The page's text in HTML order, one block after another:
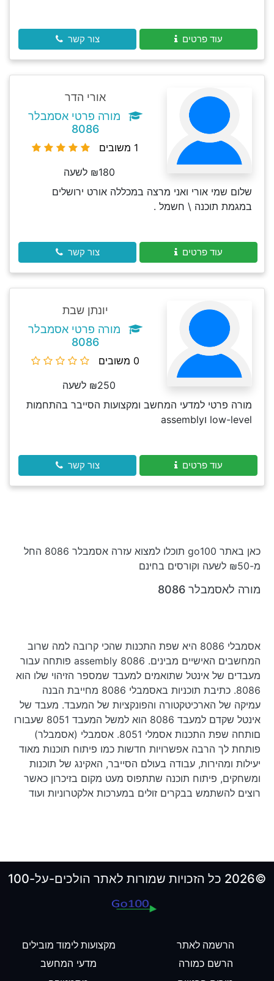
עוד פרטים צור קשר
אורי הדר
מורה פרטי אסמבלר
8086
1 משובים
₪180 לשעה
שלום שמי אורי ואני מרצה במכללה אורט ירושלים
במגמת תוכנה \ חשמל .
עוד פרטים צור קשר
יונתן שבת
מורה פרטי אסמבלר
8086
0 משובים
₪250 לשעה
מורה פרטי למדעי המחשב ומקצועות הסייבר בהתחמות
low-level וassembly
עוד פרטים צור קשר
כאן באתר go100 תוכלו למצוא עזרה אסמבלר 8086 החל
מ-₪50 לשעה וקורסים בחינם
מורה לאסמבלר 8086
אסמבלי 8086 היא שפת התכנות שהכי קרובה למה שרוב
המחשבים האישיים מבינים. assembly 8086 פותחה עבור
מעבדים של אינטל שתואמים למעבד שמספר הזיהוי שלו הוא
8086. כתיבת תוכניות באסמבלי 8086 מחייבת הבנה
עמיקה של הארכיטקטורה והפונקציות של המעבד. מעבד של
אינטל שקדם למעבד 8086 הוא למשל המעבד 8051 שעבורו
םותחה שפת התכנות אסמלי 8051. אסמבלי (אסמבלר)
פותחת לך הרבה אפשרויות חדשות כמו פיתוח תוכנות מאוד
יעילות ומהירות, עבודה בעולם הסייבר, האקינג של תוכנות
ומשחקים, פיתוח תוכנה שתתפוס מעט מקום בזיכרון כאשר
רוצים להשתמש בבקרים זולים במערכות אלקטרוניות ועוד
©2026 כל הזכויות שמורות לאתר הולכים-על-100
הרשמה לאתר
הרשם כמורה
מקצועות לימוד מובילים
מדעי המחשב